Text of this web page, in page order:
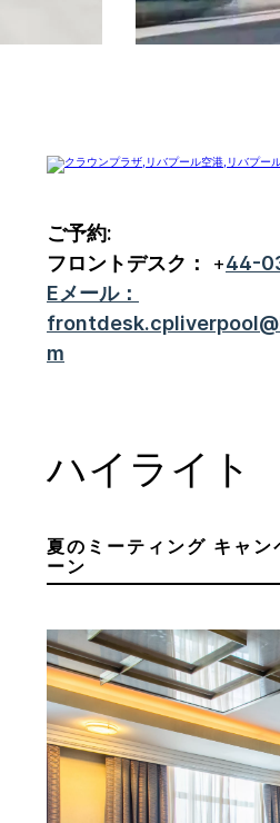
ご予約:
フロントデスク：
+44-
Eメール：
m
ハイライト
夏のミーティング キャン
ーン